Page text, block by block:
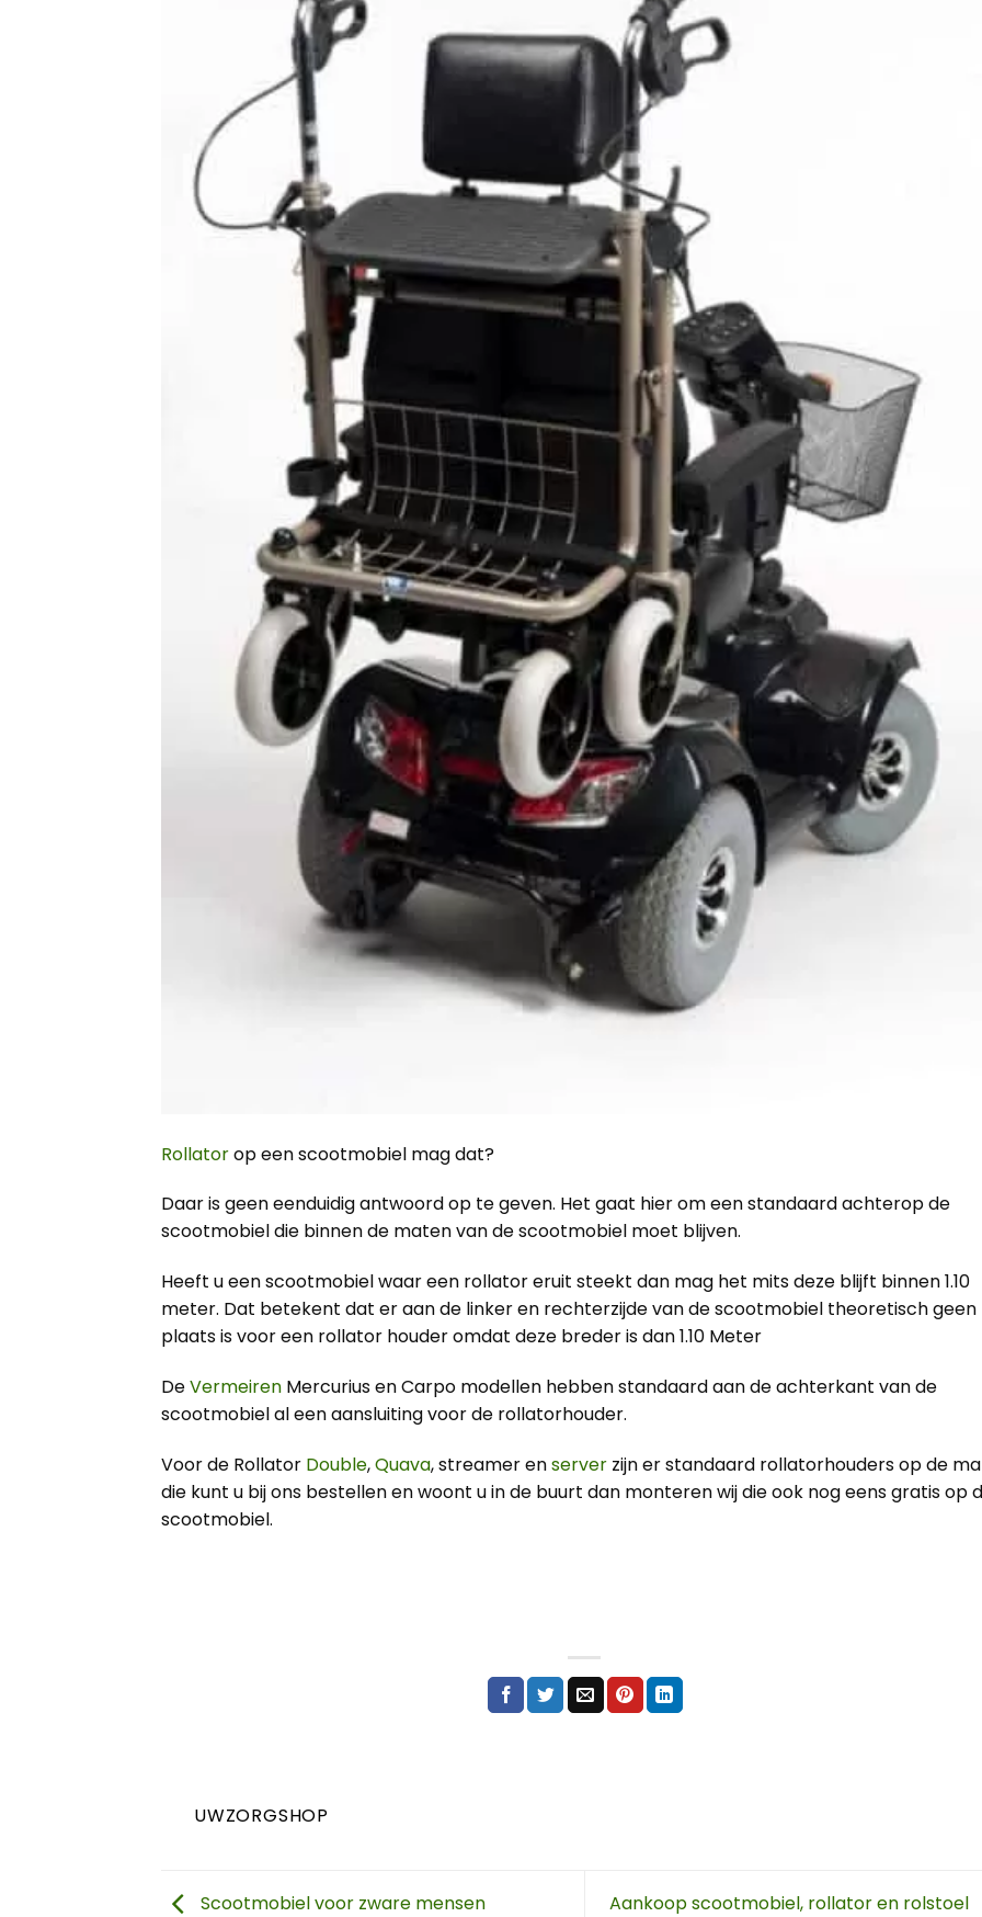
Rollatorop een scootmobiel mag dat?
Daar is geen eenduidig antwoord op te geven. Het gaat hier om een standaard achterop de
scootmobiel die binnen de maten van de scootmobiel moet blijven.
Heeft u een scootmobiel waar een rollator eruit steekt dan mag het mits deze blijft binnen 1.10
meter. Dat betekent dat er aan de linker en rechterzijde van de scootmobiel theoretisch geen
plaats is voor een rollator houder omdat deze breder is dan 1.10 Meter
DeVermeiren Mercurius en Carpo modellen hebben standaard aan de achterkant van de
scootmobiel al een aansluiting voor de rollatorhouder.
Voor de Rollator Double,Quava, streamer enserver zijn er standaard rollatorhouders op de
die kunt u bij ons bestellen en woont u in de buurt dan monteren wij die ook nog eens gratis op
scootmobiel.
UWZORGSHOP
Scootmobiel voor zware mensen Aankoop scootmobiel, rollator en rolstoel